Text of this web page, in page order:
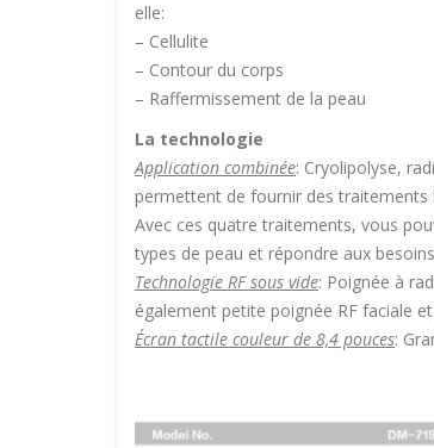
elle:
– Cellulite
– Contour du corps
– Raffermissement de la peau
La technologie
Application combinée: Cryolipolyse,
permettent de fournir des traitements
Avec ces quatre traitements, vous
types de peau et répondre aux
Technologie RF sous vide: Poignée à
également petite poignée RF faciale
Écran tactile couleur de 8,4 pouces: